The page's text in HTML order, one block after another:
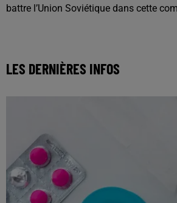
battre l’Union Soviétique dans cette
LES DERNIÈRES INFOS